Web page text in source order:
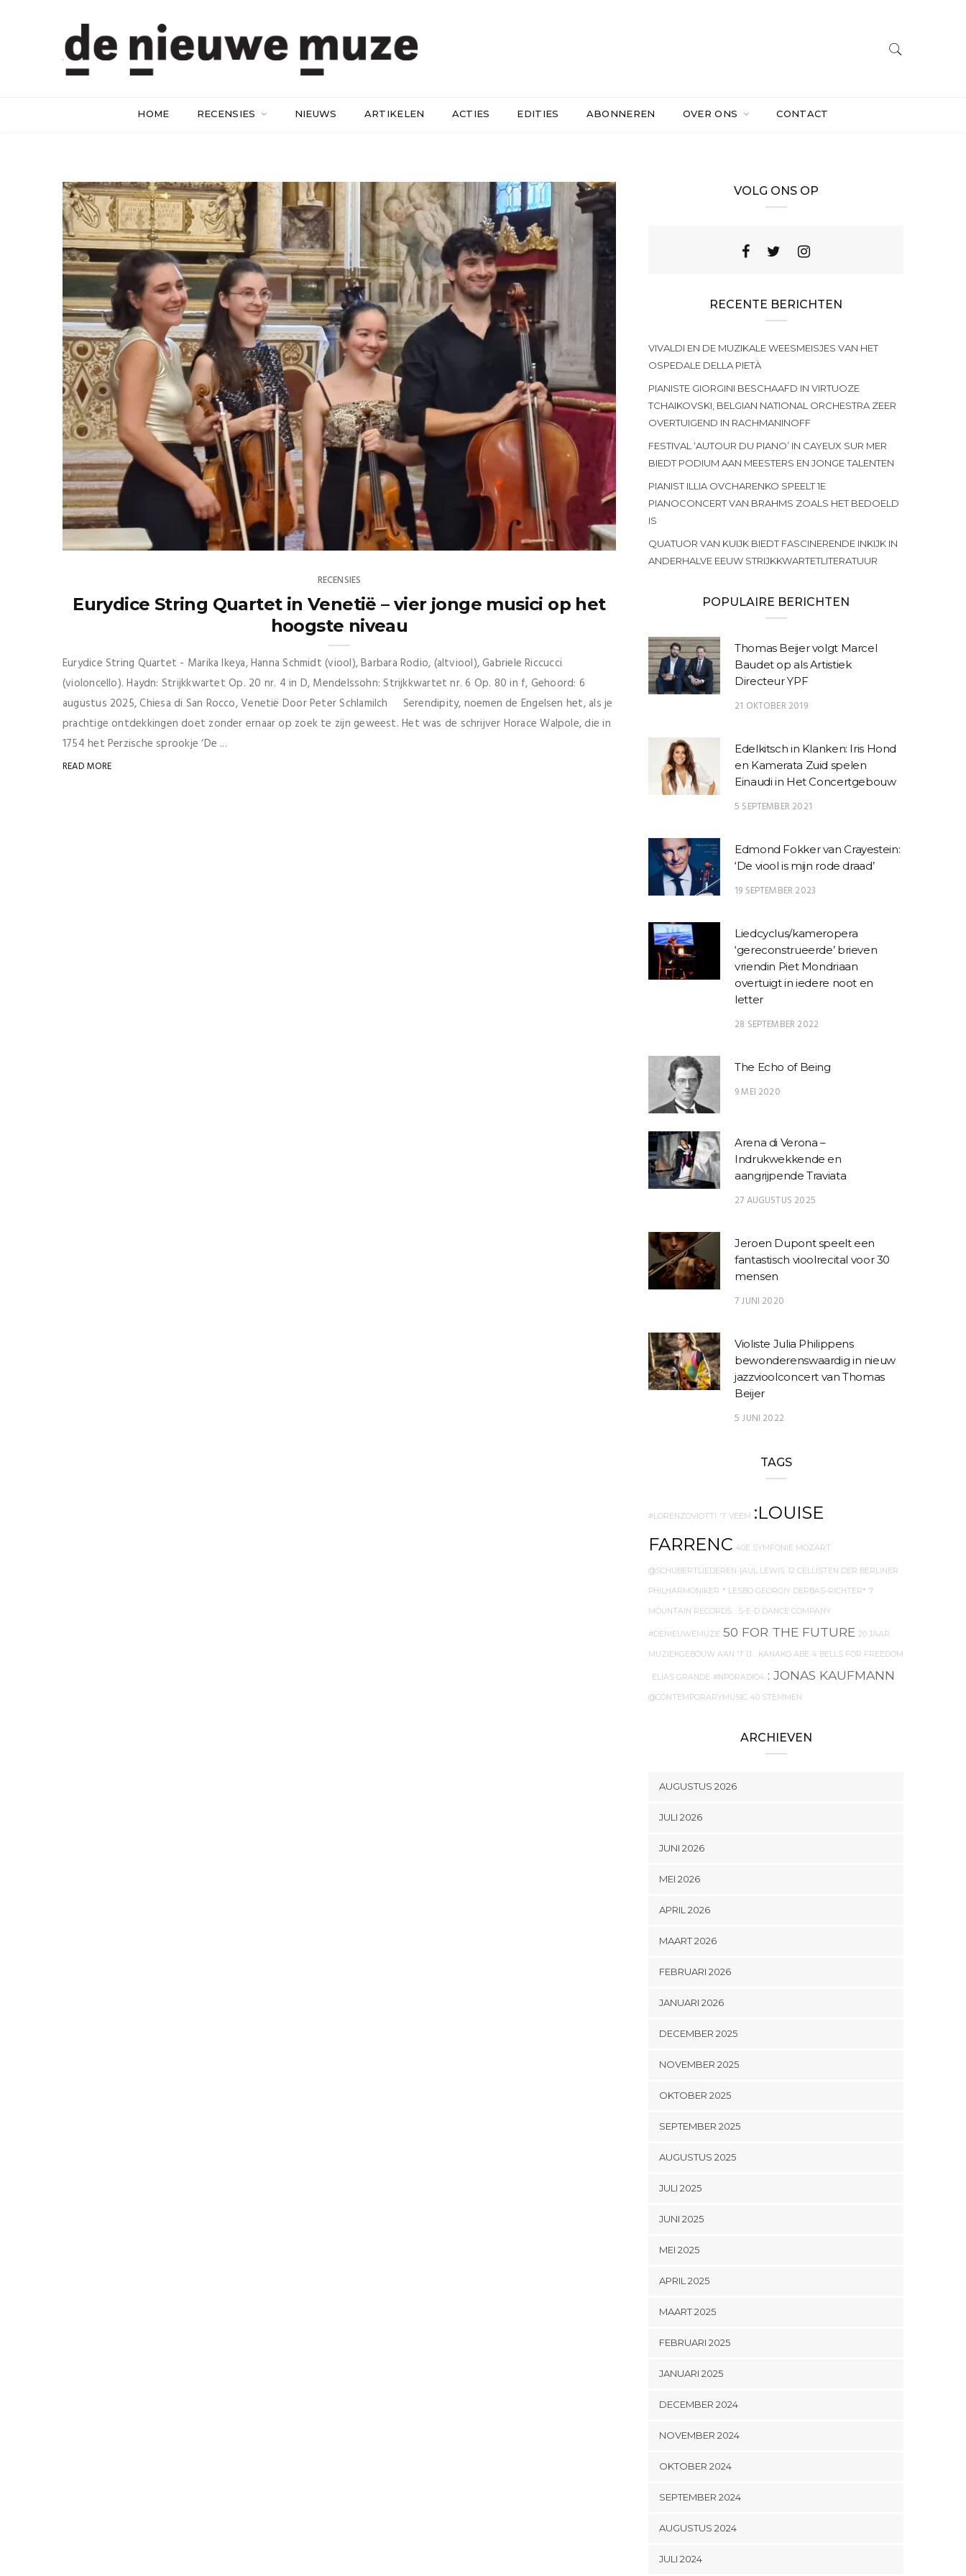
HOME RECENSIES NIEUWS ARTIKELEN ACTIES EDITIES ABONNEREN OVER ONS CONTACT
RECENSIES
Eurydice String Quartet in Venetië – vier jonge musici op het
hoogste niveau
Eurydice String Quartet - Marika Ikeya, Hanna Schmidt (viool), Barbara Rodio, (altviool), Gabriele Riccucci
(violoncello). Haydn: Strijkkwartet Op. 20 nr. 4 in D, Mendelssohn: Strijkkwartet nr. 6 Op. 80 in f, Gehoord: 6
augustus 2025, Chiesa di San Rocco, Venetië Door Peter Schlamilch Serendipity, noemen de Engelsen het, als je
prachtige ontdekkingen doet zonder ernaar op zoek te zijn geweest. Het was de schrijver Horace Walpole, die in
1754 het Perzische sprookje ‘De ...
READ MORE
VOLG ONS OP
RECENTE BERICHTEN
VIVALDI EN DE MUZIKALE WEESMEISJES VAN HET
OSPEDALE DELLA PIETÀ
PIANISTE GIORGINI BESCHAAFD IN VIRTUOZE
TCHAIKOVSKI, BELGIAN NATIONAL ORCHESTRA ZEER
OVERTUIGEND IN RACHMANINOFF
FESTIVAL ‘AUTOUR DU PIANO’ IN CAYEUX SUR MER
BIEDT PODIUM AAN MEESTERS EN JONGE TALENTEN
PIANIST ILLIA OVCHARENKO SPEELT 1E
PIANOCONCERT VAN BRAHMS ZOALS HET BEDOELD
IS
QUATUOR VAN KUIJK BIEDT FASCINERENDE INKIJK IN
ANDERHALVE EEUW STRIJKKWARTETLITERATUUR
POPULAIRE BERICHTEN
Thomas Beijer volgt Marcel
Baudet op als Artistiek
Directeur YPF
21 OKTOBER 2019
Edelkitsch in Klanken: Iris Hond
en Kamerata Zuid spelen
Einaudi in Het Concertgebouw
5 SEPTEMBER 2021
Edmond Fokker van Crayestein:
‘De viool is mijn rode draad’
19 SEPTEMBER 2023
Liedcyclus/kameropera
‘gereconstrueerde’ brieven
vriendin Piet Mondriaan
overtuigt in iedere noot en
letter
28 SEPTEMBER 2022
The Echo of Being
9 MEI 2020
Arena di Verona –
Indrukwekkende en
aangrijpende Traviata
27 AUGUSTUS 2025
Jeroen Dupont speelt een
fantastisch vioolrecital voor 30
mensen
7 JUNI 2020
Violiste Julia Philippens
bewonderenswaardig in nieuw
jazzvioolconcert van Thomas
Beijer
5 JUNI 2022
TAGS
#LORENZOVIOTTI 'T VEEM :LOUISE
FARRENC 40E SYMFONIE MOZART
@SCHUBERTLIEDEREN {AUL LEWIS 12 CELLISTEN DER BERLINER
PHILHARMONIKER * LESBO GEORGIY DERBAS-RICHTER* 7
MOUNTAIN RECORDS . S-E-D DANCE COMPANY
#DENIEUWEMUZE 50 FOR THE FUTURE 20 JAAR
MUZIEKGEBOUW AAN 'T IJ . KANAKO ABE 4 BELLS FOR FREEDOM
. ELIAS GRANDE #NPORADIO4 : JONAS KAUFMANN
@CONTEMPORARYMUSIC 40 STEMMEN
ARCHIEVEN
AUGUSTUS 2026
JULI 2026
JUNI 2026
MEI 2026
APRIL 2026
MAART 2026
FEBRUARI 2026
JANUARI 2026
DECEMBER 2025
NOVEMBER 2025
OKTOBER 2025
SEPTEMBER 2025
AUGUSTUS 2025
JULI 2025
JUNI 2025
MEI 2025
APRIL 2025
MAART 2025
FEBRUARI 2025
JANUARI 2025
DECEMBER 2024
NOVEMBER 2024
OKTOBER 2024
SEPTEMBER 2024
AUGUSTUS 2024
JULI 2024